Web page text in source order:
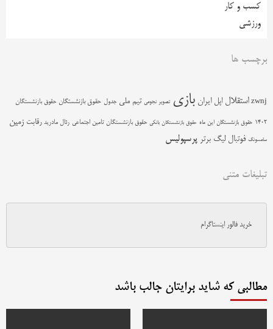
کسب و کار
ورزشی
برچسب ها
zwnj استقلال اپل ایران بازی تصویر نجومی تیم ملی جدول حقوق بازنشستگان حقوق بازنشستگان
1402 حقوق بازنشستگان این ماه حقوق بازنشستگان بانکی حقوق بازنشستگان تامین اجتماعی رئال مادرید رقابت زمین
سامسونگ فوتبال لیگ برتر پرسپولیس
تبلیغات متنی
خرید فالور اینستاگرام
مطالبی که شاید برایتان جالب باشد